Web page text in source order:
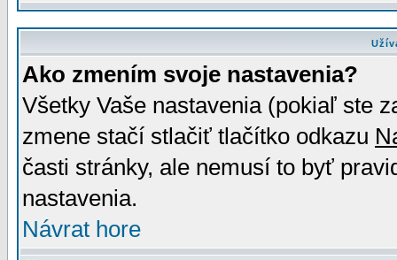
Ako zmením svoje nastavenia?
Všetky Vaše nastavenia (pokiaľ ste
zmene stačí stlačiť tlačítko odkazu
časti stránky, ale nemusí to byť
nastavenia.
Návrat hore